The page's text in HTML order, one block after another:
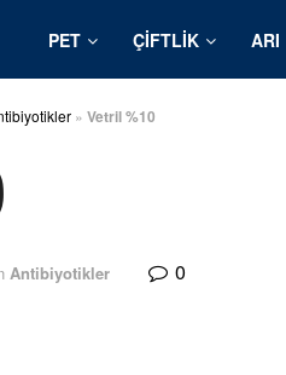
PET ÇIFTLIK ARI
» Vetril %10
Antibiyotikler 0